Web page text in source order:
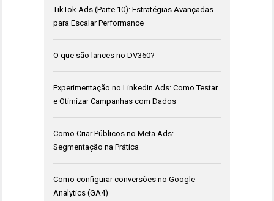
TikTok Ads (Parte 10): Estratégias Avançadas
para Escalar Performance
O que são lances no DV360?
Experimentação no LinkedIn Ads: Como Testar
e Otimizar Campanhas com Dados
Como Criar Públicos no Meta Ads:
Segmentação na Prática
Como configurar conversões no Google
Analytics (GA4)